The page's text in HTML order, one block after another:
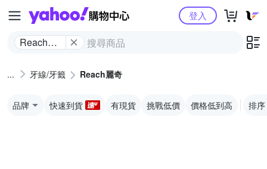
Yahoo購物中心
Reach麗
登入
牙線/牙籤 Reach麗奇
品牌 快速到貨 有現貨 挑戰低價 價格低到高 排序